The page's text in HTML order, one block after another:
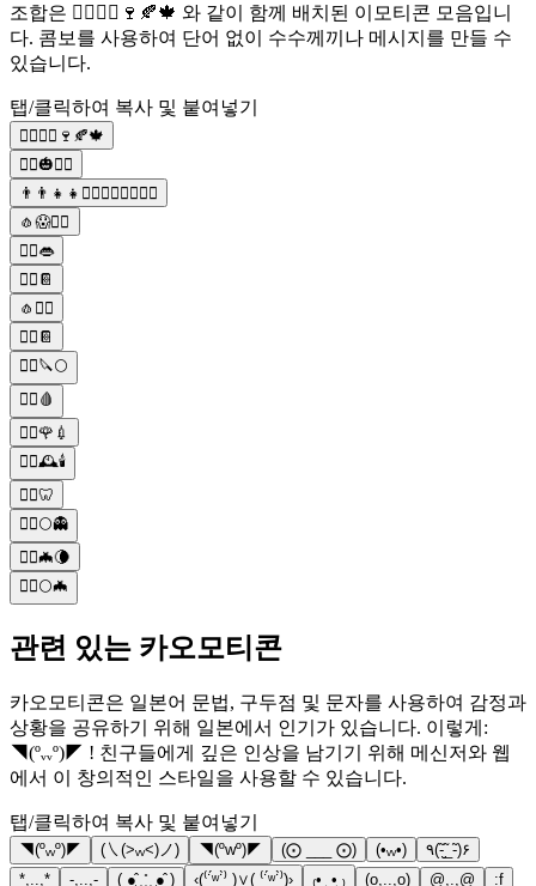
조합은 🧛‍♀️🧛‍♂️🍷🍂🍁 와 같이 함께 배치된 이모티콘 모음입니
다. 콤보를 사용하여 단어 없이 수수께끼나 메시지를 만들 수
있습니다.
탭/클릭하여 복사 및 붙여넣기
🧛‍♀️🧛‍♂️🍷🍂🍁
🧟‍♂️🎃🧛‍♂️
👨‍👨‍👧‍👧🧛‍♂️🧚‍♂️🧜‍♂️🧝‍♂️
🧄😱🧛‍♂️
🧛‍♂️👄
🧛‍♂️📔
🧄🧛‍♂️
🧛‍♂️📔
🧛‍♂️🔪🌕
🧛‍♂️🩸
🧛‍♂️🌹💉
🧛‍♂️🕰️🕯️
🧛‍♂️🦷
🧛‍♂️🌕👻
🧛‍♂️🦇🌘
🧛‍♂️🌕🦇
관련 있는 카오모티콘
카오모티콘은 일본어 문법, 구두점 및 문자를 사용하여 감정과
상황을 공유하기 위해 일본에서 인기가 있습니다. 이렇게:
◥(ºᵥᵥº)◤ ! 친구들에게 깊은 인상을 남기기 위해 메신저와 웹
에서 이 창의적인 스타일을 사용할 수 있습니다.
탭/클릭하여 복사 및 붙여넣기
◥(ºᵥᵥº)◤ (㇏(>ᵥᵥ<)ノ) ◥(ºwº)◤ (⨀ ___ ⨀) (•ᵥᵥ•)
٩(-̃_̮̮̃-̃)۶
*,..,*
-,..,- (˼●̙̂ ̟ ̟̎ ̟ ̘●̂˻) ‹(⁽˙́ʷ˙̀⁾ )∨( ⁽˙́ʷ˙̀⁾)› ₍•͟ ͜ • ₎ (o,..,o) @,.,@ :f